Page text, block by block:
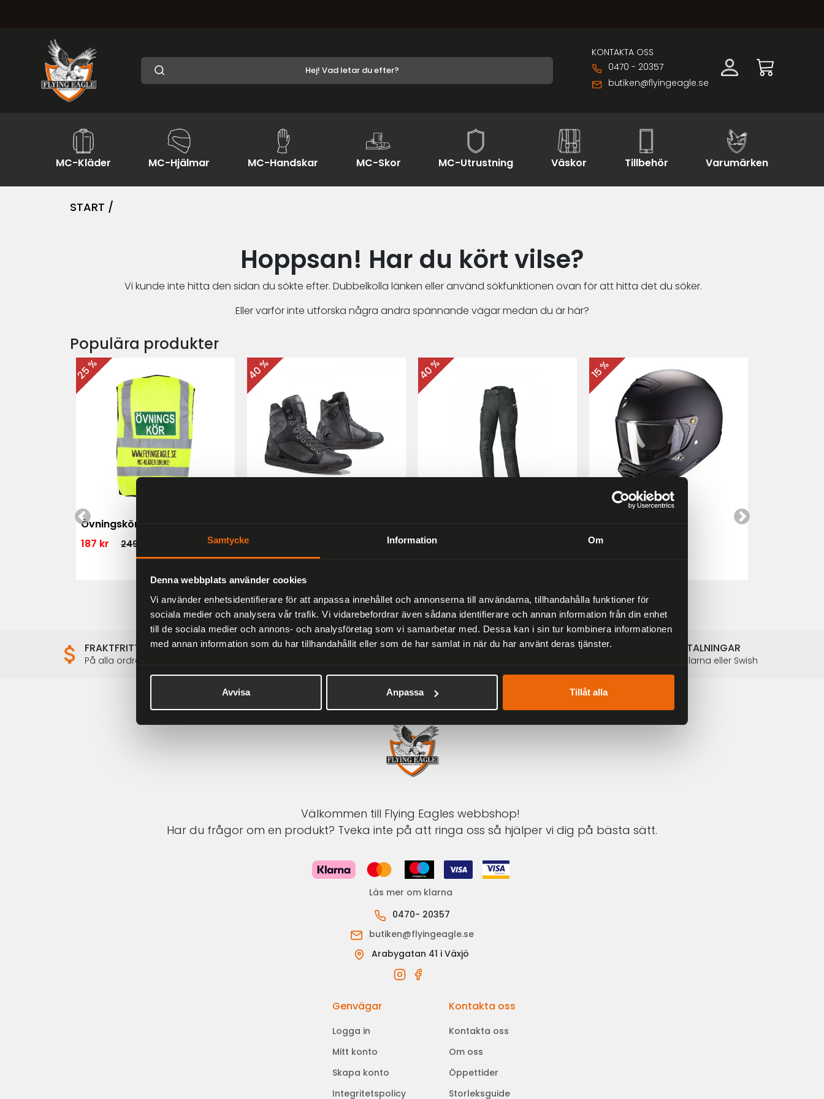
Samtycke Information Om
Denna webbplats använder cookies
Vi använder enhetsidentifierare för att anpassa innehållet och annonserna till användarna, tillhandahålla funktioner för
sociala medier och analysera vår trafik. Vi vidarebefordrar även sådana identifierare och annan information från din enhet
till de sociala medier och annons- och analysföretag som vi samarbetar med. Dessa kan i sin tur kombinera informationen
med annan information som du har tillhandahållit eller som de har samlat in när du har använt deras tjänster.
Avvisa Anpassa Tillåt alla
KONTAKTA OSS
0470 - 20357
butiken@flyingeagle.se
MC-Kläder MC-Hjälmar MC-Handskar MC-Skor MC-Utrustning Väskor Tillbehör Varumärken
START /
Hoppsan! Har du kört vilse?
Vi kunde inte hitta den sidan du sökte efter. Dubbelkolla länken eller använd sökfunktionen ovan för att hitta det du söker.
Eller varför inte utforska några andra spännande vägar medan du är här?
Populära produkter
25 %
Övningskörningsväst MC
187 kr
249 kr
40 % 40 %
Touring/Enduro MC-byxa
15 %
Mattsvart
FRAKTFRITT
På alla ordrar över 2000 kr
1-3 DAGAR LEVERANS SÄKRA BETALNINGAR
Betalkort, Klarna eller Swish
Välkommen till Flying Eagles webbshop!
Har du frågor om en produkt? Tveka inte på att ringa oss så hjälper vi dig på bästa sätt.
Läs mer om klarna
0470- 20357
butiken@flyingeagle.se
Arabygatan 41 i Växjö
Genvägar
Logga in
Mitt konto
Skapa konto
Integritetspolicy
Kontakta oss
Kontakta oss
Om oss
Öppettider
Storleksguide